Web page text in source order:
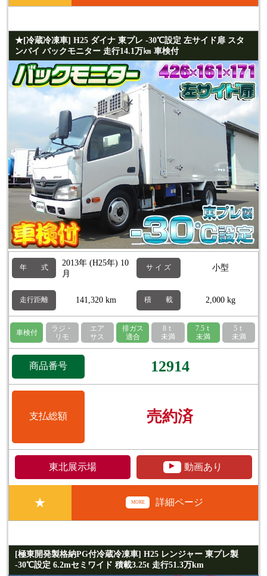
★[冷蔵冷凍車] H25 ダイナ 東プレ -30℃設定 左サイド扉 スタ
ンバイ バックモニター 走行14.1万㎞ 車検付
年 式
2013年 (H25年) 10
月
サ イ ズ 小型
走行距離 141,320 km 積 載 2,000 kg
車検付
ラジ・
リモ
エア
サス
排ガス
適合
8ｔ
未満
7.5ｔ
未満
5ｔ
未満
商品番号 12914
支払総額 売約済
東北展示場 ▲ 動画あり
★ MORE 詳細ページ
[極東開発製格納PG付冷蔵冷凍車] H25 レンジャー 東プレ製
-30℃設定 6.2mセミワイド 積載3.25t 走行51.3万km